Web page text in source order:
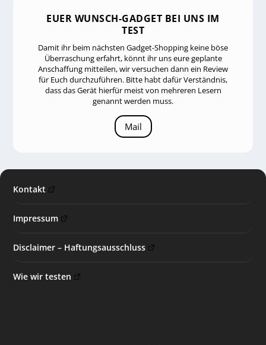
EUER WUNSCH-GADGET BEI UNS IM
TEST
Damit ihr beim nächsten Gadget-Shopping keine böse
Überraschung erfahrt, könnt ihr uns eure geplante
Anschaffung mitteilen, wir versuchen dann ein Review
für Euch durchzuführen. Bitte habt dafür Verständnis,
dass das Gerät hierfür meist von mehreren Lesern
genannt werden muss.
Mail
Kontakt
Impressum
Disclaimer – Haftungsausschluss
Wie wir testen